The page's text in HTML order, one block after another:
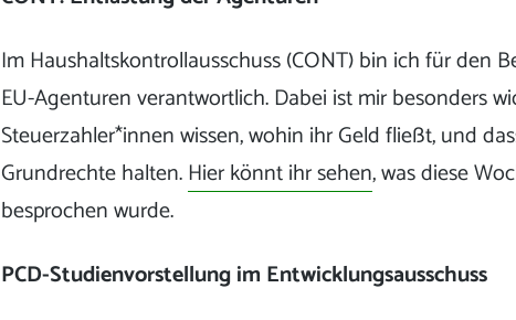
Im Haushaltskontrollausschuss (CONT) bin ich für den
EU-Agenturen verantwortlich. Dabei ist mir besonders
Steuerzahler*innen wissen, wohin ihr Geld fließt, und
Grundrechte halten.Hier könnt ihr sehen, was diese
besprochen wurde.
PCD-Studienvorstellung im Entwicklungsausschuss